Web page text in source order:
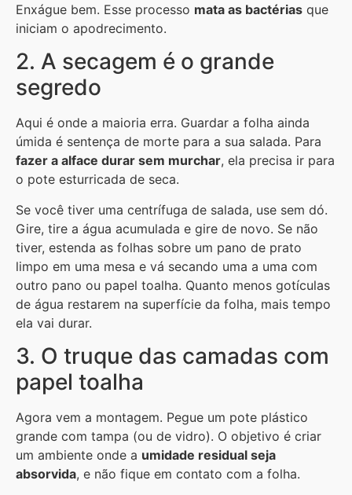
Enxágue bem. Esse processo mata as bactérias que
iniciam o apodrecimento.
2. A secagem é o grande
segredo
Aqui é onde a maioria erra. Guardar a folha ainda
úmida é sentença de morte para a sua salada. Para
fazer a alface durar sem murchar, ela precisa ir para
o pote esturricada de seca.
Se você tiver uma centrífuga de salada, use sem dó.
Gire, tire a água acumulada e gire de novo. Se não
tiver, estenda as folhas sobre um pano de prato
limpo em uma mesa e vá secando uma a uma com
outro pano ou papel toalha. Quanto menos gotículas
de água restarem na superfície da folha, mais tempo
ela vai durar.
3. O truque das camadas com
papel toalha
Agora vem a montagem. Pegue um pote plástico
grande com tampa (ou de vidro). O objetivo é criar
um ambiente onde a umidade residual seja
absorvida, e não fique em contato com a folha.